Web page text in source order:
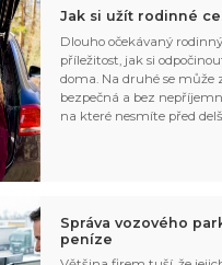
Jak si užít rodinné
Dlouho očekávaný
příležitost, jak si
doma. Na druhé se může
bezpečná a bez
na které nesmíte před
Správa vozového
peníze